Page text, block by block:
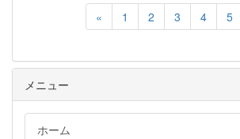
« 1 2 3 4 5
メニュー
ホーム